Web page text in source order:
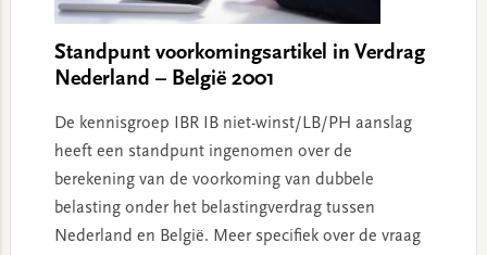
Standpunt voorkomingsartikel in Verdrag
Nederland – België 2001
De kennisgroep IBR IB niet-winst/LB/PH aanslag
heeft een standpunt ingenomen over de
berekening van de voorkoming van dubbele
belasting onder het belastingverdrag tussen
Nederland en België. Meer specifiek over de vraag